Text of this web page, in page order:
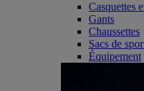
Casquettes
Gants
Chaussettes
Sacs de
Équipement